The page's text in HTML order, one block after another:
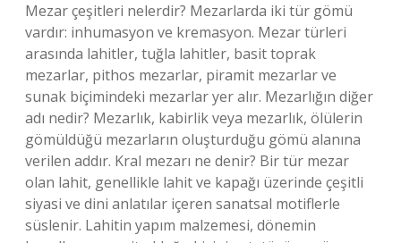
Mezar çeşitleri nelerdir? Mezarlarda iki tür gömü
vardır: inhumasyon ve kremasyon. Mezar türleri
arasında lahitler, tuğla lahitler, basit toprak
mezarlar, pithos mezarlar, piramit mezarlar ve
sunak biçimindeki mezarlar yer alır. Mezarlığın diğer
adı nedir? Mezarlık, kabirlik veya mezarlık, ölülerin
gömüldüğü mezarların oluşturduğu gömü alanına
verilen addır. Kral mezarı ne denir? Bir tür mezar
olan lahit, genellikle lahit ve kapağı üzerinde çeşitli
siyasi ve dini anlatılar içeren sanatsal motiflerle
süslenir. Lahitin yapım malzemesi, dönemin